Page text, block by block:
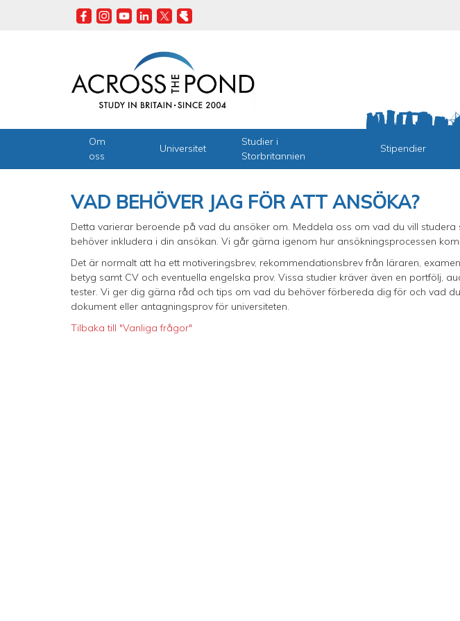
Om
oss
Universitet
Studier i
Storbritannien
Stipendier
VAD BEHÖVER JAG FÖR ATT ANSÖKA?
Detta varierar beroende på vad du ansöker om. Meddela oss om vad du vill
behöver inkludera i din ansökan. Vi går gärna igenom hur ansökningsprocessen
Det är normalt att ha ett motiveringsbrev, rekommendationsbrev från läraren,
betyg samt CV och eventuella engelska prov. Vissa studier kräver även en portfölj,
tester. Vi ger dig gärna råd och tips om vad du behöver förbereda dig för och vad
dokument eller antagningsprov för universiteten.
Tilbaka till "Vanliga frågor"